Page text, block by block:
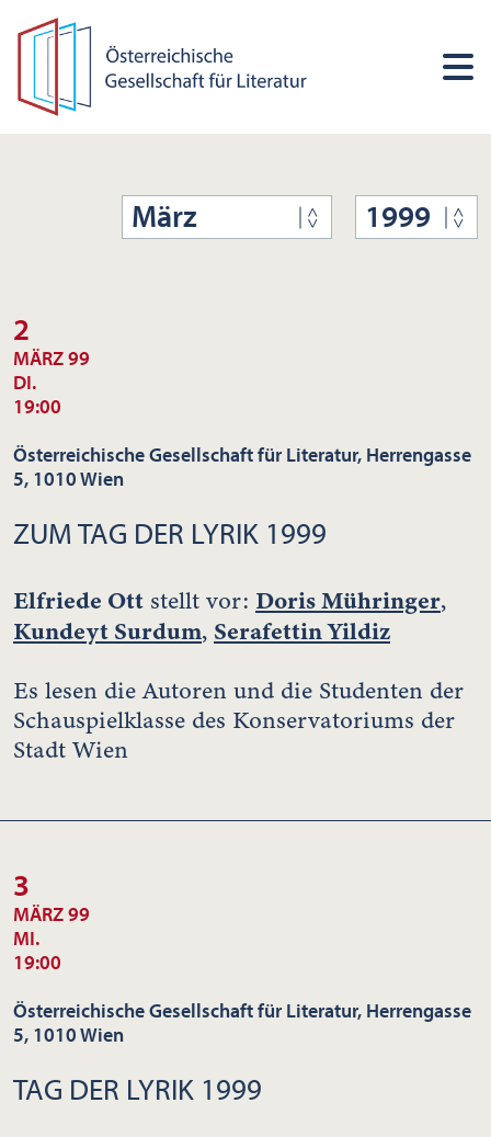
März 1999
2
MÄRZ 99
DI.
19:00
Österreichische Gesellschaft für Literatur, Herrengasse
5, 1010 Wien
ZUM TAG DER LYRIK 1999
Elfriede Ott stellt vor: Doris Mühringer,
Kundeyt Surdum, Serafettin Yildiz
Es lesen die Autoren und die Studenten der
Schauspielklasse des Konservatoriums der
Stadt Wien
3
MÄRZ 99
MI.
19:00
Österreichische Gesellschaft für Literatur, Herrengasse
5, 1010 Wien
TAG DER LYRIK 1999